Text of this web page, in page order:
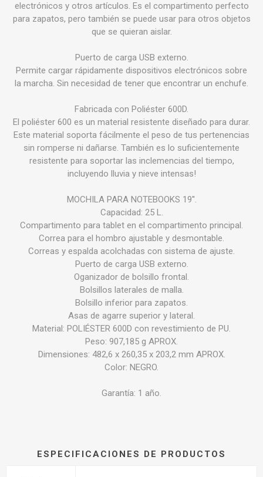
electrónicos y otros artículos. Es el compartimento perfecto
para zapatos, pero también se puede usar para otros objetos
que se quieran aislar.
Puerto de carga USB externo.
Permite cargar rápidamente dispositivos electrónicos sobre
la marcha. Sin necesidad de tener que encontrar un enchufe.
Fabricada con Poliéster 600D.
El poliéster 600 es un material resistente diseñado para durar.
Este material soporta fácilmente el peso de tus pertenencias
sin romperse ni dañarse. También es lo suficientemente
resistente para soportar las inclemencias del tiempo,
incluyendo lluvia y nieve intensas!
MOCHILA PARA NOTEBOOKS 19''.
Capacidad: 25 L.
Compartimento para tablet en el compartimento principal.
Correa para el hombro ajustable y desmontable.
Correas y espalda acolchadas con sistema de ajuste.
Puerto de carga USB externo.
Oganizador de bolsillo frontal.
Bolsillos laterales de malla.
Bolsillo inferior para zapatos.
Asas de agarre superior y lateral.
Material: POLIÉSTER 600D con revestimiento de PU.
Peso: 907,185 g APROX.
Dimensiones: 482,6 x 260,35 x 203,2 mm APROX.
Color: NEGRO.
Garantía: 1 año.
ESPECIFICACIONES DE PRODUCTOS